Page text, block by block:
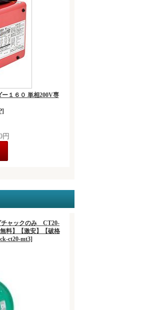
１６０ 単相200V専
円
チャックのみ CT20-
料】【激安】【破格
ct20-mt3]